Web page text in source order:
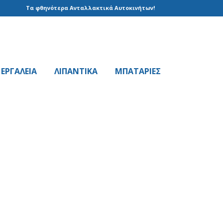
Τα φθηνότερα Ανταλλακτικά Αυτοκινήτων!
EPΓAΛΕΙΑ ΛΙΠΑΝΤΙΚΑ ΜΠΑΤΑΡΙΕΣ